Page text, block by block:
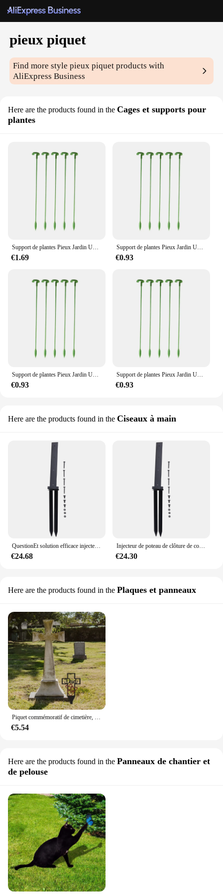
pieux piquet
Find more stylepieux piquet products with
AliExpress Business
Here are the products found in the Cages et supports pour
plantes
Support de plantes Pieux Jardin Unique Tige Fleur Piquet Amaryllis Plante Cage Support En Plastique Fleur Stand
€1.69
Support de plantes Pieux Jardin Unique Tige Fleur Piquet Amaryllis Plante Cage Support En Plastique Fleur Stand
€0.93
Support de plantes Pieux Jardin Unique Tige Fleur Piquet Amaryllis Plante Cage Support En Plastique Fleur Stand
€0.93
Support de plantes Pieux Jardin Unique Tige Fleur Piquet Amaryllis Plante Cage Support En Plastique Fleur Stand
€0.93
Here are the products found in the Ciseaux à main
QuestionEt solution efficace injecteur de poteau de clôture, piquet au sol, degré de rouille, pieux en bois inclinés et pourris
€24.68
Injecteur de poteau de clôture de conception enduite, questionet solution efficace, piquet de sol, pieux en bois inclinés et pourris, RapDuty
€24.30
Here are the products found in the Plaques et panneaux
Piquet commémoratif de cimetière, pieux en métal insérés pour la décoration extérieure des parents, grand support de jardin, RapDuty
€5.54
Here are the products found in the Panneaux de chantier et
de pelouse